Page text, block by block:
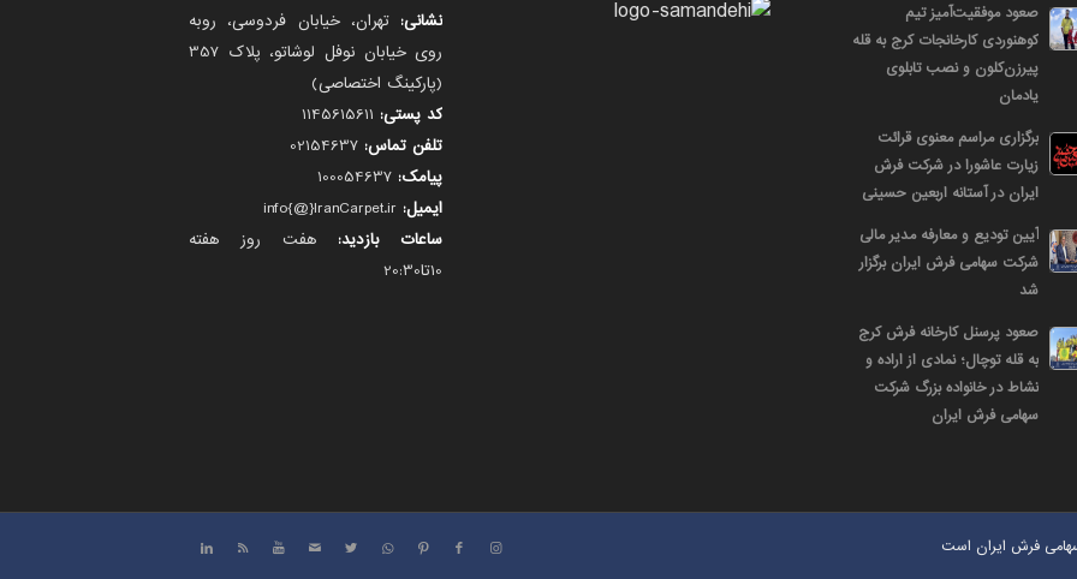
صعود موفقیت‌آمیز تیم
کوهنوردی کارخانجات کرج به قله
پیرزن‌کلون و نصب تابلوی
یادمان
برگزاری مراسم معنوی قرائت
زیارت عاشورا در شرکت فرش
ایران در آستانه اربعین حسینی
آیین تودیع و معارفه مدیر مالی
شرکت سهامی فرش ایران برگزار
شد
صعود پرسنل کارخانه فرش کرج
به قله توچال؛ نمادی از اراده و
نشاط در خانواده بزرگ شرکت
سهامی فرش ایران
نشانی: تهران، خیابان فردوسی، روبه
روی خیابان نوفل لوشاتو، پلاک 357
(پارکینگ اختصاصی)
کد پستی:
تلفن تماس:
پیامک:
ایمیل:
ساعات بازدید: هفت روز هفته
10تا20:30
فرش ایران است